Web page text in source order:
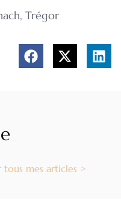
, Trégor
tous mes articles >